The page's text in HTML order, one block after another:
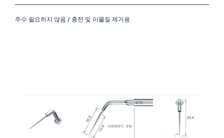
주수 필요하지 않음 / 충전 및 이물질 제거용